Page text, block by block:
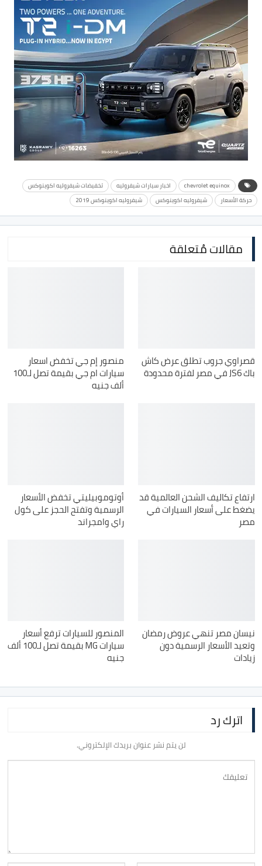
chevrolet equinox اخبار سيارات شيفروليه
تخفيضات شيفروليه اكوينوكس
حركة الأسعار
شيفروليه اكوينوكس شيفروليه اكوينوكس 2019
مقالات مُتعلقة
قصراوي جروب تطلق عرض كاش
باك JS6 في مصر لفترة محدودة
منصور إم جي تخفض اسعار
سيارات ام جي بقيمة تصل لـ100
ألف جنيه
ارتفاع تكاليف الشحن العالمية قد
يضغط على أسعار السيارات في
مصر
أوتوموبيليتي تخفض الأسعار
الرسمية وتفتح الحجز على كول
راي وامجراند
نيسان مصر تنهي عروض رمضان
وتعيد الأسعار الرسمية دون
زيادات
المنصور للسيارات ترفع أسعار
سيارات MG بقيمة تصل لـ100 ألف
جنيه
اترك رد
لن يتم نشر عنوان بريدك الإلكتروني.